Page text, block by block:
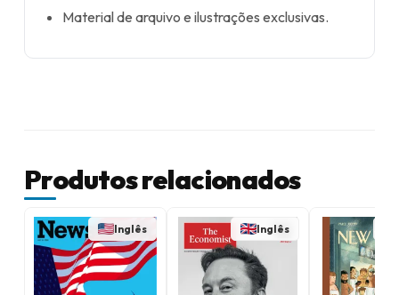
Material de arquivo e ilustrações exclusivas.
Produtos relacionados
Inglês Inglês